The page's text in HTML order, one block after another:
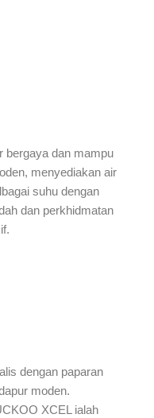
bergaya dan mampu
menyediakan air
suhu dengan
dan perkhidmatan
dengan paparan
moden.
XCEL ialah